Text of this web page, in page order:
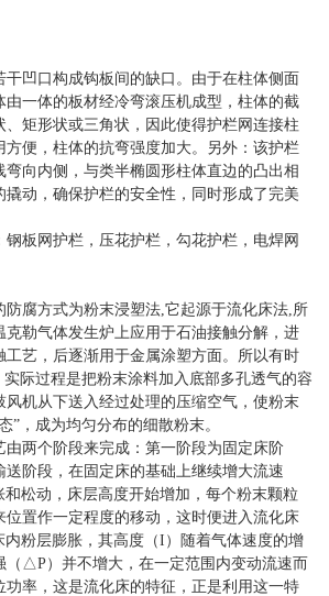
干凹口构成钩板间的缺口。由于在柱体侧面
由一体的板材经冷弯滚压机成型，柱体的截
、矩形状或三角状，因此使得护栏网连接柱
方便，柱体的抗弯强度加大。另外：该护栏
弯向内侧，与类半椭圆形柱体直边的凸出相
撬动，确保护栏的安全性，同时形成了完美
板网护栏，压花护栏，勾花护栏，电焊网
防腐方式为粉末浸塑法,它起源于流化床法,所
克勒气体发生炉上应用于石油接触分解，进
工艺，后逐渐用于金属涂塑方面。所以有时
实际过程是把粉末涂料加入底部多孔透气的容
风机从下送入经过处理的压缩空气，使粉末
”，成为均匀分布的细散粉末。
由两个阶段来完成：第一阶段为固定床阶
送阶段，在固定床的基础上继续增大流速
和松动，床层高度开始增加，每个粉末颗粒
位置作一定程度的移动，这时便进入流化床
内粉层膨胀，其高度（I）随着气体速度的增
（△P）并不增大，在一定范围内变动流速而
功率，这是流化床的特征，正是利用这一特